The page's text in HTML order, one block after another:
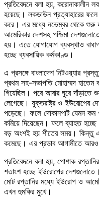
প্রতিবেদনে বলা হয়, করোনাকালীন
হয়েছে। লকডাউন প্রত্যাহারের
করে। এর মধ্যে নভেম্বর থেকে শুরু
আমেরিকার দেশসহ পশ্চিমা
হয়। এতে যোগাযোগ ব্যবস্থাও
হচ্ছে ব্যবসায়িক কর্মকাণ্ড।
এ প্রসঙ্গে বাংলাদেশ নিটওয়্যার
প্রথম সহ-সভাপতি মোহাম্মদ হাতেম
গিয়েছিল। পরে আবার ঘুরে দাঁড়াতে
লেগেছে। যুক্তরাষ্ট্র ও ইউরোপের
পড়েছে। ফলে দোকানপাট যেমন কম
কমিয়ে দিয়েছেন। ফলে ব্যাহত
বড় অংশই হয় শীতের সময়। কিন্তু
কমেছে। এর প্রভাব আগামীতে
প্রতিবেদনে বলা হয়, পোশাক
শতাংশ হচ্ছে ইউরোপের
মোট রপ্তানির মধ্যে ইউরোপ ও
এখন হুমকির মুখে।